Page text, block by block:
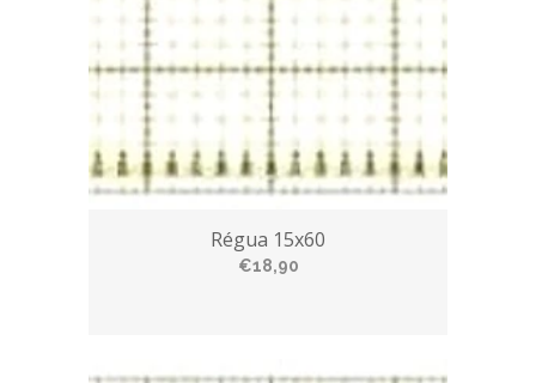
Régua 15x60
€18,90